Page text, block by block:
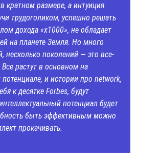
кратном размере, а интуиция
трудоголиком, успешно решать
дохода «х1000», не обладает
на планете Земля. Но много
несколько поколений — это все-
Все растут в основном на
потенциале, и истории про network,
к десятке Forbes, будут
потенциал будет
быть эффективным можно
прокачивать.